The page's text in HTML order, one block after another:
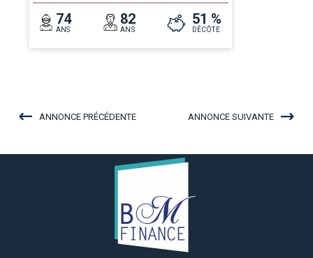
74
ANS
82
ANS
51 %
DÉCÔTE
ANNONCE PRÉCÉDENTE ANNONCE SUIVANTE